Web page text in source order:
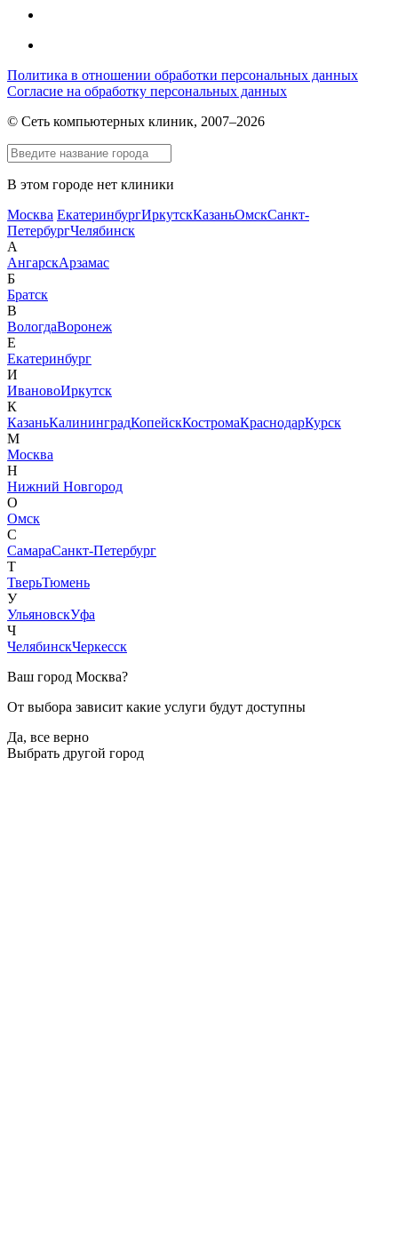
Политика в отношении обработки персональных данных
Согласие на обработку персональных данных
© Сеть компьютерных клиник, 2007–2026
В этом городе нет клиники
Москва ЕкатеринбургИркутскКазаньОмскСанкт-
ПетербургЧелябинск
А
АнгарскАрзамас
Б
Братск
В
ВологдаВоронеж
Е
Екатеринбург
И
ИвановоИркутск
К
КазаньКалининградКопейскКостромаКраснодарКурск
М
Москва
Н
Нижний Новгород
О
Омск
С
СамараСанкт-Петербург
Т
ТверьТюмень
У
УльяновскУфа
Ч
ЧелябинскЧеркесск
Ваш город Москва?
От выбора зависит какие услуги будут доступны
Да, все верно
Выбрать другой город